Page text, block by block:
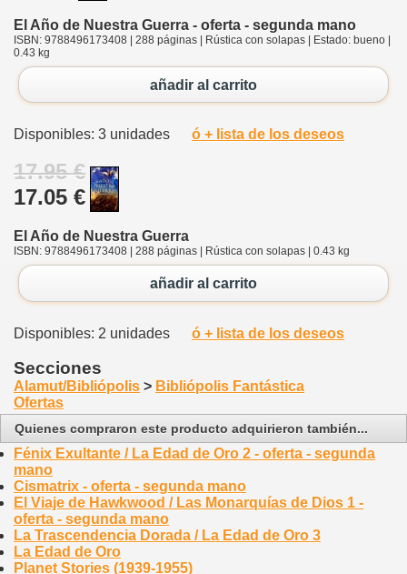
El Año de Nuestra Guerra - oferta - segunda mano
ISBN: 9788496173408 | 288 páginas | Rústica con solapas | Estado: bueno |
0.43 kg
añadir al carrito
Disponibles: 3 unidades ó + lista de los deseos
17.95 €
17.05 €
El Año de Nuestra Guerra
ISBN: 9788496173408 | 288 páginas | Rústica con solapas | 0.43 kg
añadir al carrito
Disponibles: 2 unidades ó + lista de los deseos
Secciones
Alamut/Bibliópolis > Bibliópolis Fantástica
Ofertas
Quienes compraron este producto adquirieron también...
Fénix Exultante / La Edad de Oro 2 - oferta - segunda
mano
Cismatrix - oferta - segunda mano
El Viaje de Hawkwood / Las Monarquías de Dios 1 -
oferta - segunda mano
La Trascendencia Dorada / La Edad de Oro 3
La Edad de Oro
Planet Stories (1939-1955)